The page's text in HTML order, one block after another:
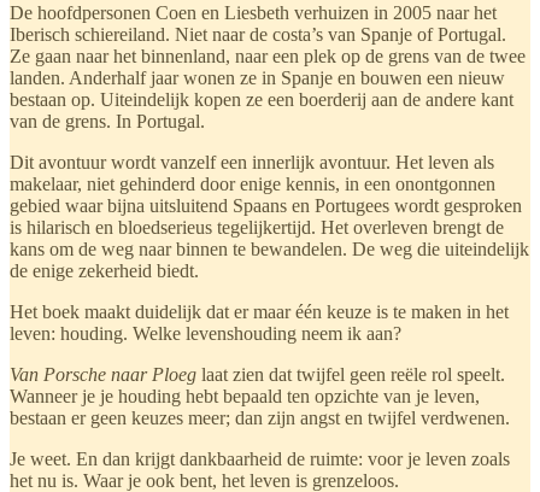
De hoofdpersonen Coen en Liesbeth verhuizen in 2005 naar het
Iberisch schiereiland. Niet naar de costa’s van Spanje of Portugal.
Ze gaan naar het binnenland, naar een plek op de grens van de twee
landen. Anderhalf jaar wonen ze in Spanje en bouwen een nieuw
bestaan op. Uiteindelijk kopen ze een boerderij aan de andere kant
van de grens. In Portugal.
Dit avontuur wordt vanzelf een innerlijk avontuur. Het leven als
makelaar, niet gehinderd door enige kennis, in een onontgonnen
gebied waar bijna uitsluitend Spaans en Portugees wordt gesproken
is hilarisch en bloedserieus tegelijkertijd. Het overleven brengt de
kans om de weg naar binnen te bewandelen. De weg die uiteindelijk
de enige zekerheid biedt.
Het boek maakt duidelijk dat er maar één keuze is te maken in het
leven: houding. Welke levenshouding neem ik aan?
Van Porsche naar Ploeg laat zien dat twijfel geen reële rol speelt.
Wanneer je je houding hebt bepaald ten opzichte van je leven,
bestaan er geen keuzes meer; dan zijn angst en twijfel verdwenen.
Je weet. En dan krijgt dankbaarheid de ruimte: voor je leven zoals
het nu is. Waar je ook bent, het leven is grenzeloos.